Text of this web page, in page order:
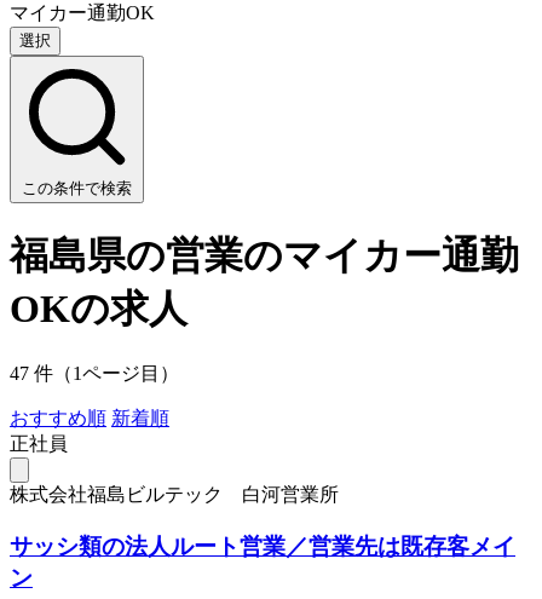
マイカー通勤OK
選択
この条件で検索
福島県の営業のマイカー通勤
OKの求人
47 件（1ページ目）
おすすめ順 新着順
正社員
株式会社福島ビルテック 白河営業所
サッシ類の法人ルート営業／営業先は既存客メイ
ン